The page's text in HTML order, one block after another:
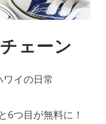
ェーン
ワイの日常
6つ目が無料に！